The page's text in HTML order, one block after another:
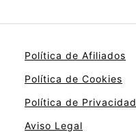
Política de Afiliados
Política de Cookies
Política de Privacidad
Aviso Legal